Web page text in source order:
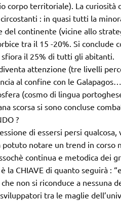
corpo territoriale). La curiosità
: in quasi tutti la
del continente (vicine allo
tra il 15 -20%. Si conclude
il 25% di tutti gli abitanti.
attenzione (tre livelli
al confine con le
(cosmo di lingua
scorsa si sono concluse
?
di essersi persi
potuto notare un trend in corso
continua e metodica dei
la CHIAVE di quanto seguirà :
non si riconduce a nessuna
tra le maglie